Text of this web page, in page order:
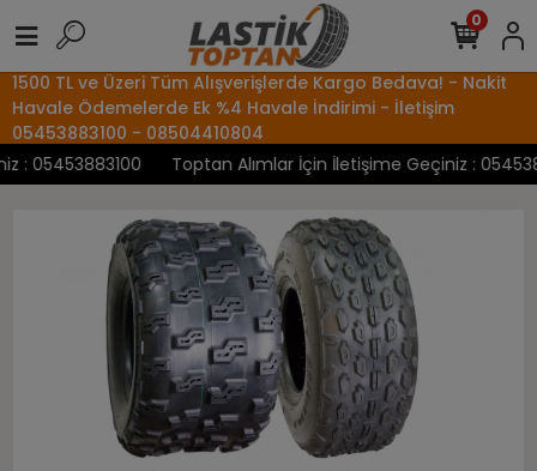
1500 TL ve Üzeri Tüm Alışverişlerde Kargo Bedava! - Nakit
Havale Ödemelerde Ek %4 Havale İndirimi - İletişim
05453883100 - 08504410804
05453883100
Toptan Alımlar İçin İletişime Geçiniz :
0